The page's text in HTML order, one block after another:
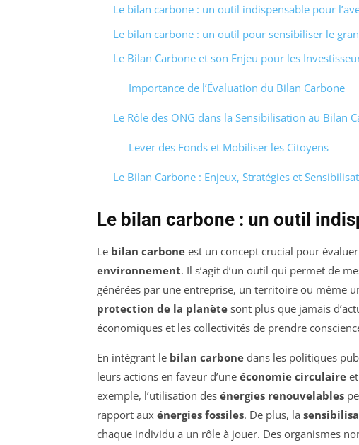
Le bilan carbone : un outil indispensable pour
Le bilan carbone : un outil pour sensibiliser le
Le Bilan Carbone et son Enjeu pour les
Importance de l’Évaluation du Bilan Carbone
Le Rôle des ONG dans la Sensibilisation au Bilan
Lever des Fonds et Mobiliser les Citoyens
Le Bilan Carbone : Enjeux, Stratégies et
Le bilan carbone : un outil
Le bilan carbone est un concept crucial pour
environnement. Il s’agit d’un outil qui permet de
générées par une entreprise, un territoire ou même
protection de la planète sont plus que jamais
économiques et les collectivités de prendre
En intégrant le bilan carbone dans les politiques
leurs actions en faveur d’une économie circulaire
exemple, l’utilisation des énergies renouvelables
rapport aux énergies fossiles. De plus, la
chaque individu a un rôle à jouer. Des organismes